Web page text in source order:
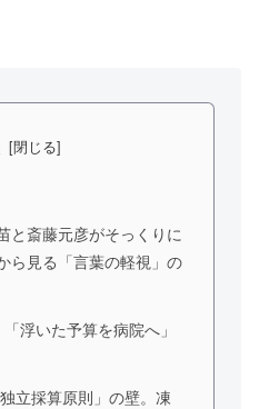
と斎藤元彦がそっくりに
ら見る「言葉の軽視」の
浮いた予算を病院へ」
立採算原則」の壁。凍